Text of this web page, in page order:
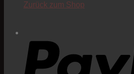
Zurück zum Shop